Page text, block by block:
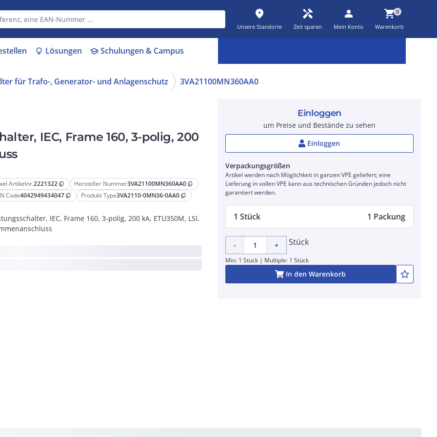
place
Unsere Standorte
handyman
Zeit sparen
person
Mein Konto
shopping_cart0
Warenkorb
lightbulb Lösungen schoolSchulungen & Campus
für Trafo-, Generator- und Anlagenschutz 3VA21100MN360AA0
IEC, Frame 160, 3-polig, 200
Artikelnr.2221322 content_copy Hersteller Nummer3VA21100MN360AA0 content_copy
Code4042949434047 content_copy Produkt Type3VA2110-0MN36-0AA0 content_copy
IEC, Frame 160, 3-polig, 200 kA, ETU350M, LSI,
Einloggen
um Preise und Bestände zu sehen
Einloggen
Verpackungsgrößen
Artikel werden nach Möglichkeit in ganzen VPE geliefert; eine
Lieferung in vollen VPE kann aus technischen Gründen jedoch nicht
garantiert werden.
1 Stück 1 Packung
- + Stück
Min: 1 Stück | Multiple: 1 Stück
In den Warenkorb